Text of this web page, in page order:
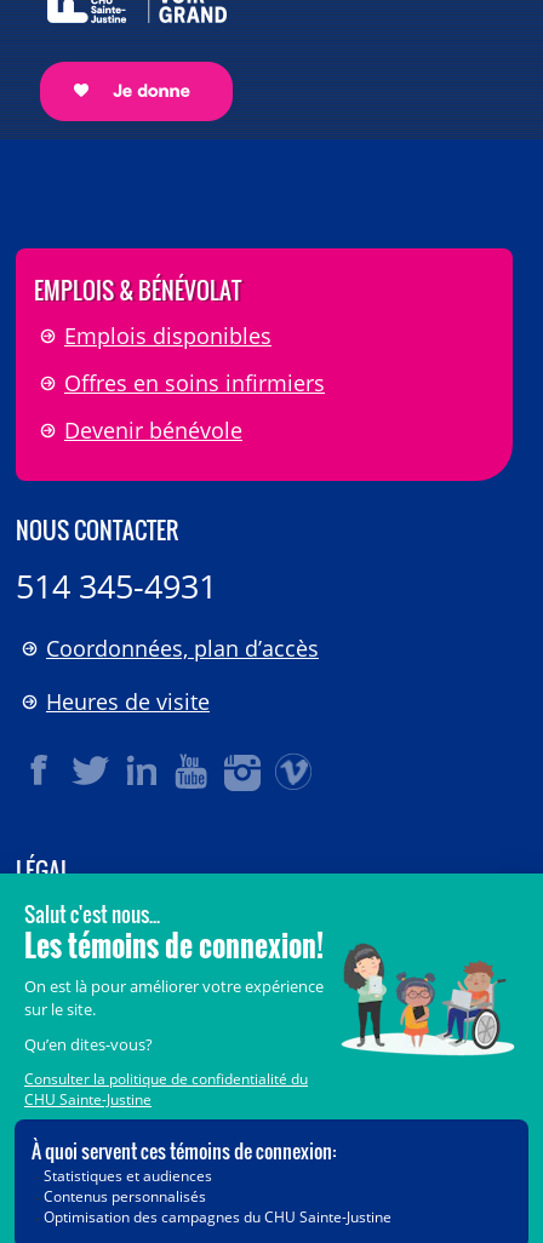
EMPLOIS & BÉNÉVOLAT
Emplois disponibles
Offres en soins infirmiers
Devenir bénévole
NOUS CONTACTER
514 345-4931
Coordonnées, plan d’accès
Heures de visite
LÉGAL
© 2006-2026CHU Sainte-Justine.
Tous droits réservés.
Crédits
Accès aux documents des organismes publics